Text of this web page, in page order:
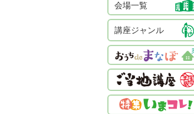
会場一覧
講座ジャンル